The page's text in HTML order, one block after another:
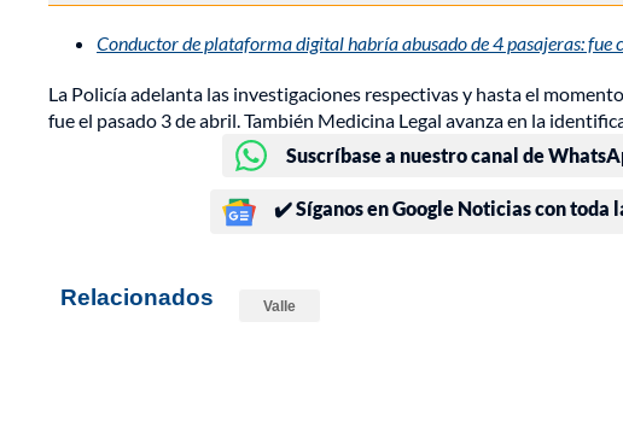
Conductor de plataforma digital habría abusado de 4 pasajeras: fue
La Policía adelanta las investigaciones respectivas y hasta el
fue el pasado 3 de abril. También Medicina Legal avanza en la
Suscríbase a nuestro canal de
✔️ Síganos en Google Noticias con
Relacionados Valle